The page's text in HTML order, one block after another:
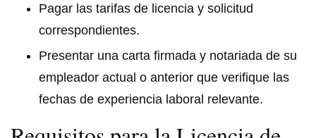
Pagar las tarifas de licencia y solicitud
correspondientes.
Presentar una carta firmada y notariada de su
empleador actual o anterior que verifique las
fechas de experiencia laboral relevante.